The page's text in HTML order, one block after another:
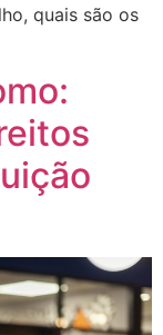
quais são os